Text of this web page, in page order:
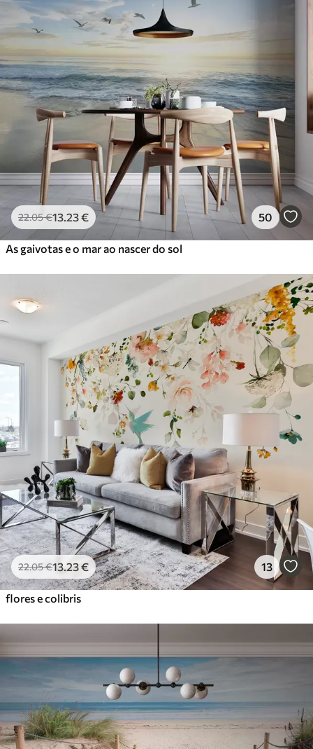
22.05€13 .23€ 50
As gaivotas e o mar ao nascer do sol
22.05€13.23€ 13
flores e colibris